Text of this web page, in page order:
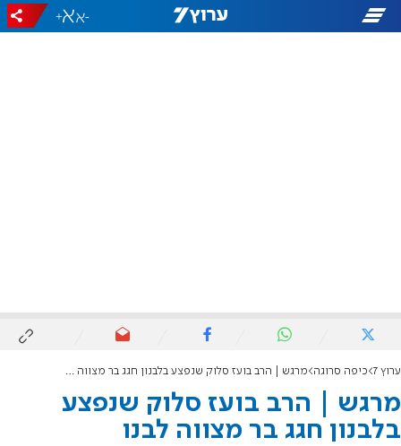
-
+
ערוץ 7 כיפה סרוגה מרגש | הרב בועז סלוק שנפצע בלבנון חגג בר מצווה לבנו
מרגש | הרב בועז סלוק שנפצע
בלבנון חגג בר מצווה לבנו